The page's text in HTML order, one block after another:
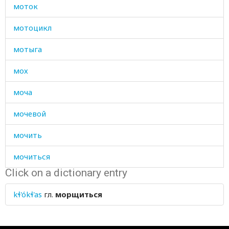
моток
мотоцикл
мотыга
мох
моча
мочевой
мочить
мочиться
мочка
мочь
Click on a dictionary entry
kɬ'ókɬ'as гл. морщиться